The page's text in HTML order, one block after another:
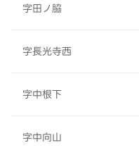
字田ノ脇
字長光寺西
字中根下
字中向山